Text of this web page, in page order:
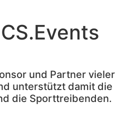
und Partner vieler
unterstützt damit die
die Sporttreibenden.